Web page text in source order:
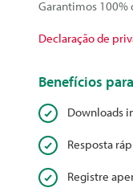
Garantimos 100%
Declaração de
Benefícios
Downloads
Resposta
Registre